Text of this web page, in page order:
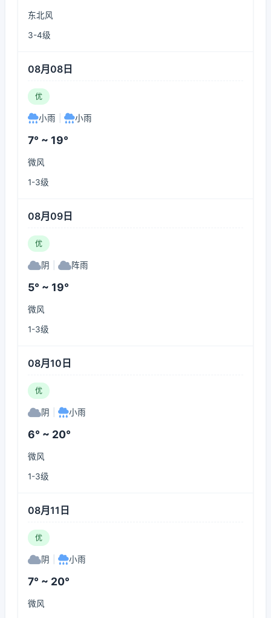
东北风
3-4级
08月08日
优
小雨 小雨
7° ~ 19°
微风
1-3级
08月09日
优
阴 阵雨
5° ~ 19°
微风
1-3级
08月10日
优
阴 小雨
6° ~ 20°
微风
1-3级
08月11日
优
阴 小雨
7° ~ 20°
微风